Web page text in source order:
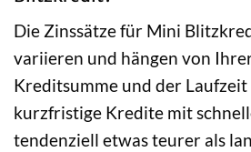
Die Zinssätze für Mini
variieren und hängen von
Kreditsumme und der Laufzeit
kurzfristige Kredite mit
tendenziell etwas teurer als